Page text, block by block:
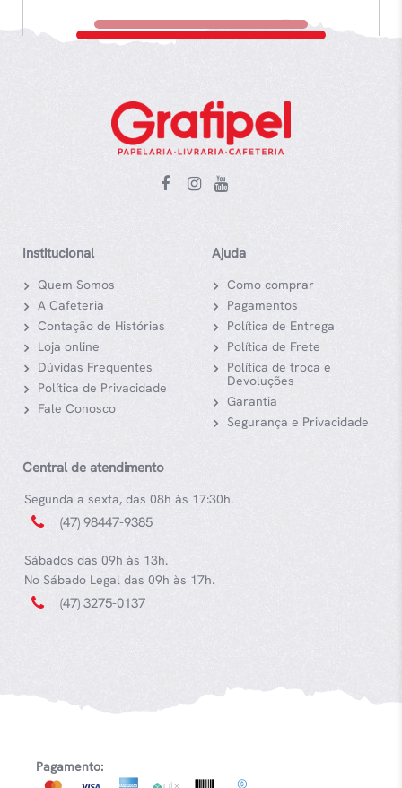
Institucional
Quem Somos
A Cafeteria
Contação de Histórias
Loja online
Dúvidas Frequentes
Política de Privacidade
Fale Conosco
Ajuda
Como comprar
Pagamentos
Política de Entrega
Política de Frete
Política de troca e
Devoluções
Garantia
Segurança e Privacidade
Central de atendimento
Segunda a sexta, das 08h às 17:30h.
(47) 98447-9385
Sábados das 09h às 13h.
No Sábado Legal das 09h às 17h.
(47) 3275-0137
Pagamento: